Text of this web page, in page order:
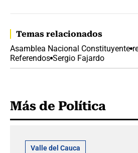
Temas relacionados
Asamblea Nacional Constituyente
Referendos Sergio Fajardo
Más de Política
Valle del Cauca